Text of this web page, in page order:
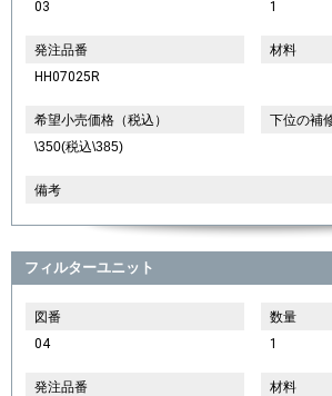
03
1
発注品番
HH07025R
材料
希望小売価格（税込）
\350(税込\385)
下位の補
備考
フィルターユニット
図番
04
数量
1
発注品番
材料